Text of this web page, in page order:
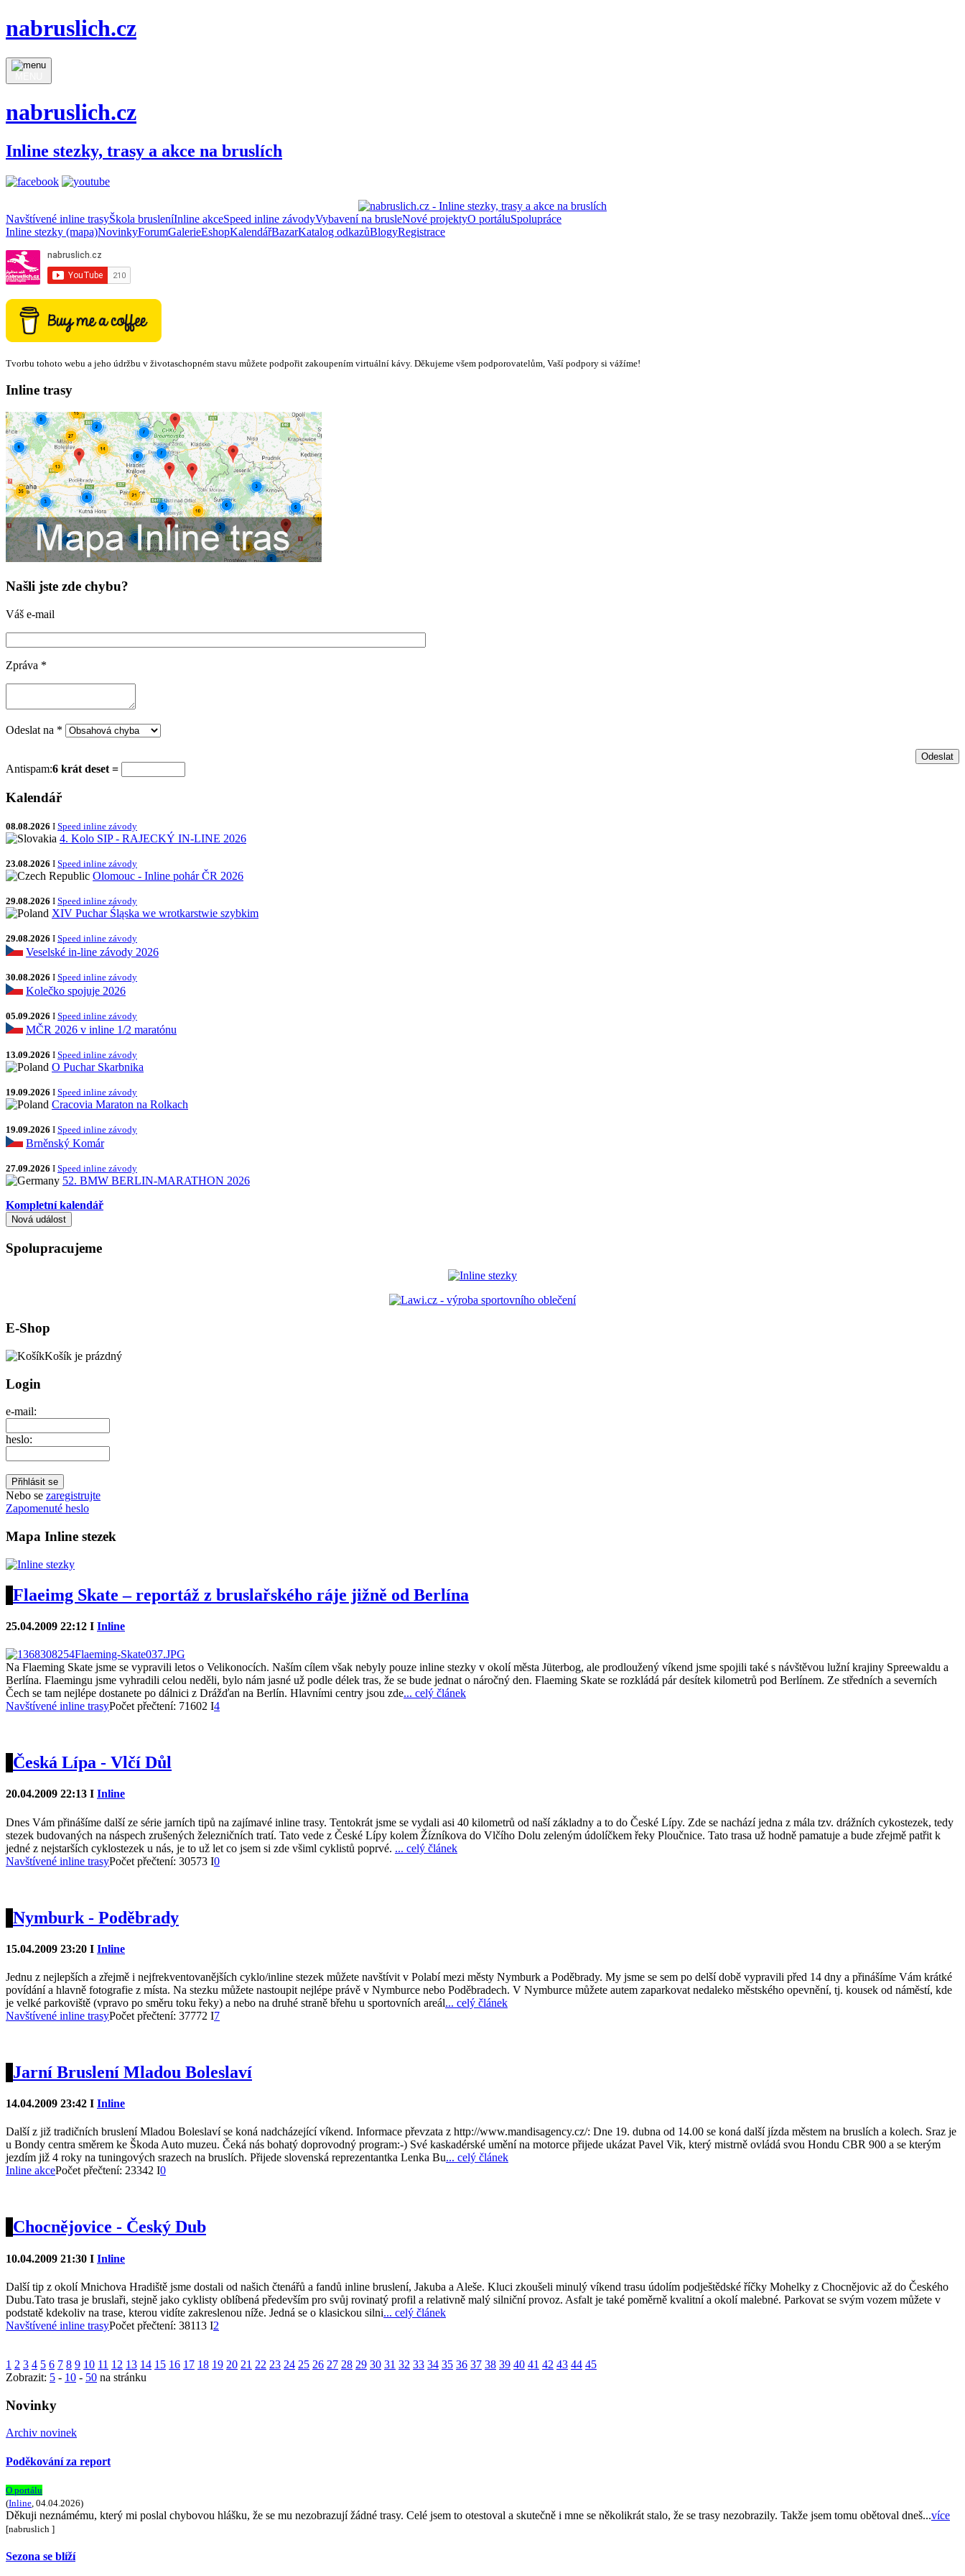
nabruslich.cz
nabruslich.cz
Inline stezky, trasy a akce na bruslích
Navštívené inline trasyŠkola brusleníInline akceSpeed inline závodyVybavení na brusleNové projektyO portáluSpolupráce
Inline stezky (mapa)NovinkyForumGalerieEshopKalendářBazarKatalog odkazůBlogyRegistrace
Tvorbu tohoto webu a jeho údržbu v životaschopném stavu můžete podpořit zakoupením virtuální kávy. Děkujeme všem podporovatelům, Vaší podpory si vážíme!
Inline trasy
Našli jste zde chybu?
Váš e-mail
Zpráva *
Odeslat na *
Antispam:6 krát deset =
Kalendář
08.08.2026 I Speed inline závody
4. Kolo SIP - RAJECKÝ IN-LINE 2026
23.08.2026 I Speed inline závody
Olomouc - Inline pohár ČR 2026
29.08.2026 I Speed inline závody
XIV Puchar Śląska we wrotkarstwie szybkim
29.08.2026 I Speed inline závody
Veselské in-line závody 2026
30.08.2026 I Speed inline závody
Kolečko spojuje 2026
05.09.2026 I Speed inline závody
MČR 2026 v inline 1/2 maratónu
13.09.2026 I Speed inline závody
O Puchar Skarbnika
19.09.2026 I Speed inline závody
Cracovia Maraton na Rolkach
19.09.2026 I Speed inline závody
Brněnský Komár
27.09.2026 I Speed inline závody
52. BMW BERLIN-MARATHON 2026
Kompletní kalendář
Spolupracujeme
E-Shop
Košík je prázdný
Login
e-mail:
heslo:
Nebo se zaregistrujte
Zapomenuté heslo
Mapa Inline stezek
Flaeimg Skate – reportáž z bruslařského ráje jižně od Berlína
25.04.2009 22:12 I Inline
Na Flaeming Skate jsme se vypravili letos o Velikonocích. Naším cílem však nebyly pouze inline stezky v okolí města Jüterbog, ale prodloužený víkend jsme spojili také s návštěvou lužní krajiny Spreewaldu a
Berlína. Flaemingu jsme vyhradili celou neděli, bylo nám jasné už podle délek tras, že se bude jednat o náročný den. Flaeming Skate se rozkládá pár desítek kilometrů pod Berlínem. Ze středních a severních
Čech se tam nejlépe dostanete po dálnici z Drážďan na Berlín. Hlavními centry jsou zde... celý článek
Navštívené inline trasyPočet přečtení: 71602 I4
Česká Lípa - Vlčí Důl
20.04.2009 22:13 I Inline
Dnes Vám přinášíme další ze série jarních tipů na zajímavé inline trasy. Tentokrát jsme se vydali asi 40 kilometrů od naší základny a to do České Lípy. Zde se nachází jedna z mála tzv. drážních cykostezek, tedy
stezek budovaných na náspech zrušených železničních tratí. Tato vede z České Lípy kolem Žízníkova do Vlčího Dolu zeleným údolíčkem řeky Ploučnice. Tato trasa už hodně pamatuje a bude zřejmě patřit k
jedné z nejstarších cyklostezek u nás, je to už let co jsem si zde všiml cyklistů poprvé. ... celý článek
Navštívené inline trasyPočet přečtení: 30573 I0
Nymburk - Poděbrady
15.04.2009 23:20 I Inline
Jednu z nejlepších a zřejmě i nejfrekventovanějších cyklo/inline stezek můžete navštívit v Polabí mezi městy Nymburk a Poděbrady. My jsme se sem po delší době vypravili před 14 dny a přinášíme Vám krátké
povídání a hlavně fotografie z místa. Na stezku můžete nastoupit nejlépe právě v Nymburce nebo Poděbradech. V Nymburce můžete autem zaparkovat nedaleko městského opevnění, tj. kousek od náměstí, kde
je velké parkoviště (vpravo po směru toku řeky) a nebo na druhé straně břehu u sportovních areál... celý článek
Navštívené inline trasyPočet přečtení: 37772 I7
Jarní Bruslení Mladou Boleslaví
14.04.2009 23:42 I Inline
Další z již tradičních bruslení Mladou Boleslaví se koná nadcházející víkend. Informace převzata z http://www.mandisagency.cz/: Dne 19. dubna od 14.00 se koná další jízda městem na bruslích a kolech. Sraz je
u Bondy centra směrem ke Škoda Auto muzeu. Čeká nás bohatý doprovodný program:-) Své kaskadérské umění na motorce přijede ukázat Pavel Vik, který mistrně ovládá svou Hondu CBR 900 a se kterým
jezdím již 4 roky na tuningových srazech na bruslích. Přijede slovenská reprezentantka Lenka Bu... celý článek
Inline akcePočet přečtení: 23342 I0
Chocnějovice - Český Dub
10.04.2009 21:30 I Inline
Další tip z okolí Mnichova Hradiště jsme dostali od našich čtenářů a fandů inline bruslení, Jakuba a Aleše. Kluci zkoušeli minulý víkend trasu údolím podještědské říčky Mohelky z Chocnějovic až do Českého
Dubu.Tato trasa je bruslaři, stejně jako cyklisty oblíbená především pro svůj rovinatý profil a relativně malý silniční provoz. Asfalt je také poměrně kvalitní a okolí malebné. Parkovat se svým vozem můžete v
podstatě kdekoliv na trase, kterou vidíte zakreslenou níže. Jedná se o klasickou silni... celý článek
Navštívené inline trasyPočet přečtení: 38113 I2
1 2 3 4 5 6 7 8 9 10 11 12 13 14 15 16 17 18 19 20 21 22 23 24 25 26 27 28 29 30 31 32 33 34 35 36 37 38 39 40 41 42 43 44 45
Zobrazit: 5 - 10 - 50 na stránku
Novinky
Archiv novinek
Poděkování za report
O portálu
(Inline , 04.04.2026)
Děkuji neznámému, který mi poslal chybovou hlášku, že se mu nezobrazují žádné trasy. Celé jsem to otestoval a skutečně i mne se několikrát stalo, že se trasy nezobrazily. Takže jsem tomu obětoval dneš...více
[nabruslich ]
Sezona se blíží